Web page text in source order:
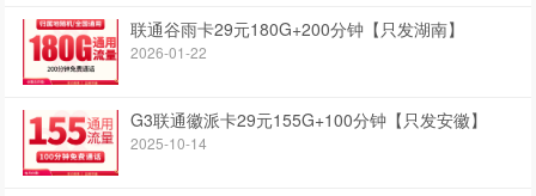
联通谷雨卡29元180G+200分钟【只发湖南】
2026-01-22
G3联通徽派卡29元155G+100分钟【只发安徽】
2025-10-14